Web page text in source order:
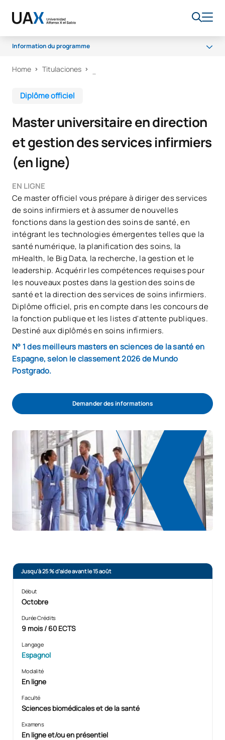
Information du programme
Programme
Débouchés professionnels
Classements
Bourses et aides financières
Home Titulaciones
Diplôme officiel
Master universitaire en direction
et gestion des services infirmiers
(en ligne)
EN LIGNE
Ce master officiel vous prépare à diriger des services
de soins infirmiers et à assumer de nouvelles
fonctions dans la gestion des soins de santé, en
intégrant les technologies émergentes telles que la
santé numérique, la planification des soins, la
mHealth, le Big Data, la recherche, la gestion et le
leadership. Acquérir les compétences requises pour
les nouveaux postes dans la gestion des soins de
santé et la direction des services de soins infirmiers.
Diplôme officiel, pris en compte dans les concours de
la fonction publique et les listes d'attente publiques.
Destiné aux diplômés en soins infirmiers.
N° 1 des meilleurs masters en sciences de la santé en
Espagne, selon le classement 2026 de Mundo
Postgrado.
Demander des informations
Jusqu'à 25 % d'aide avant le 15 août
Début
Octobre
Durée Crédits
9 mois / 60 ECTS
Langage
Espagnol
Modalité
En ligne
Faculté
Sciences biomédicales et de la santé
Examens
En ligne et/ou en présentiel